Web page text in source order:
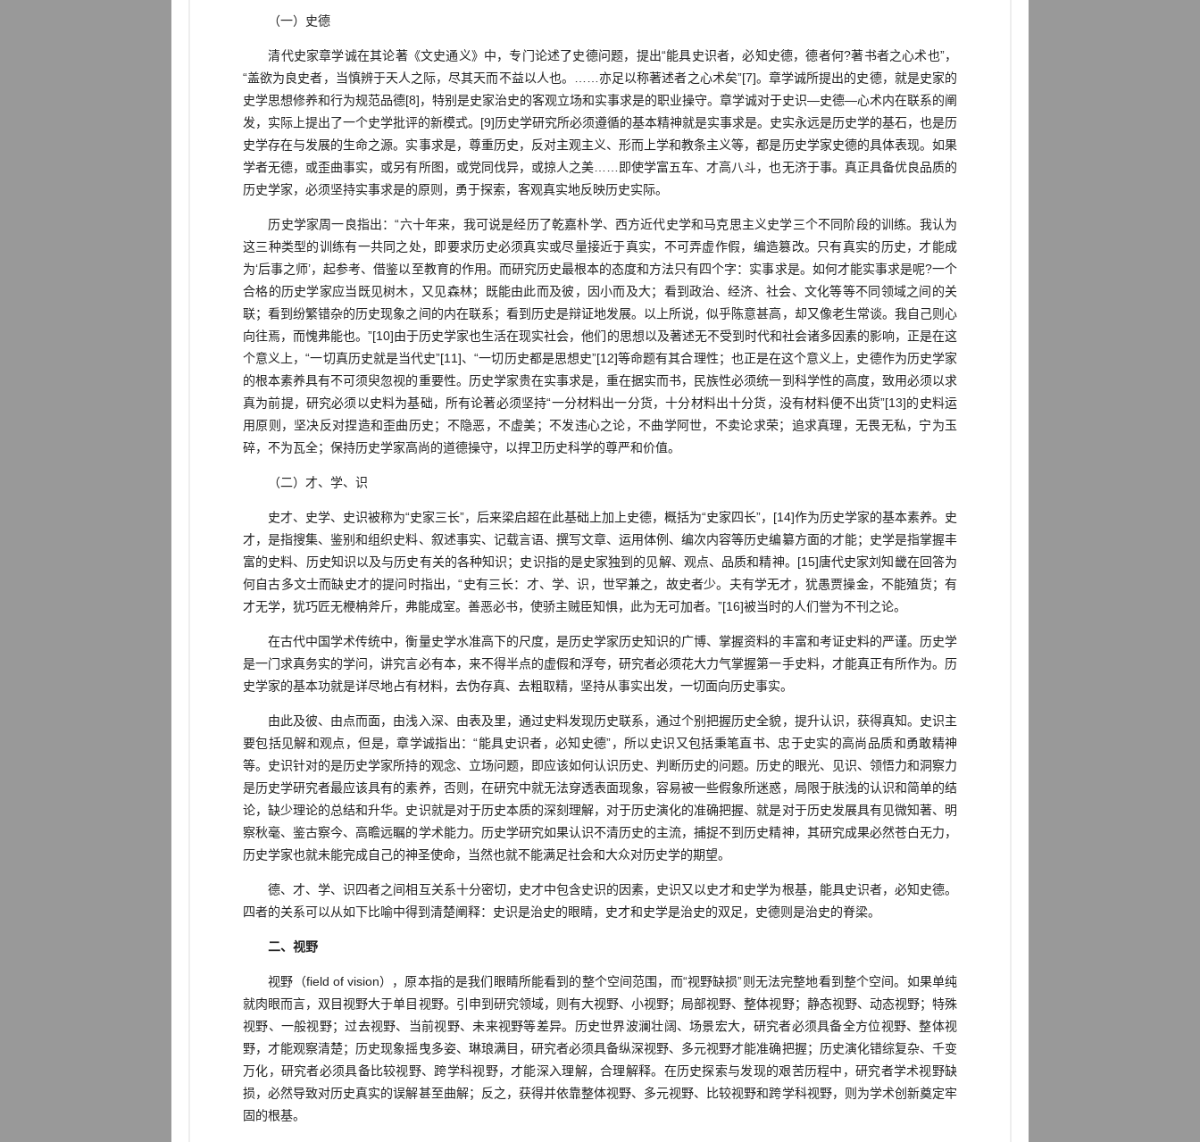
（一）史德
清代史家章学诚在其论著《文史通义》中，专门论述了史德问题，提出“能具史识者，必知史德，德者何?著书者之心术也”，
“盖欲为良史者，当慎辨于天人之际，尽其天而不益以人也。……亦足以称著述者之心术矣”[7]。章学诚所提出的史德，就是史家的
史学思想修养和行为规范品德[8]，特别是史家治史的客观立场和实事求是的职业操守。章学诚对于史识—史德—心术内在联系的阐
发，实际上提出了一个史学批评的新模式。[9]历史学研究所必须遵循的基本精神就是实事求是。史实永远是历史学的基石，也是历
史学存在与发展的生命之源。实事求是，尊重历史，反对主观主义、形而上学和教条主义等，都是历史学家史德的具体表现。如果
学者无德，或歪曲事实，或另有所图，或党同伐异，或掠人之美……即使学富五车、才高八斗，也无济于事。真正具备优良品质的
历史学家，必须坚持实事求是的原则，勇于探索，客观真实地反映历史实际。
历史学家周一良指出：“六十年来，我可说是经历了乾嘉朴学、西方近代史学和马克思主义史学三个不同阶段的训练。我认为
这三种类型的训练有一共同之处，即要求历史必须真实或尽量接近于真实，不可弄虚作假，编造篡改。只有真实的历史，才能成
为‘后事之师’，起参考、借鉴以至教育的作用。而研究历史最根本的态度和方法只有四个字：实事求是。如何才能实事求是呢?一个
合格的历史学家应当既见树木，又见森林；既能由此而及彼，因小而及大；看到政治、经济、社会、文化等等不同领域之间的关
联；看到纷繁错杂的历史现象之间的内在联系；看到历史是辩证地发展。以上所说，似乎陈意甚高，却又像老生常谈。我自己则心
向往焉，而愧弗能也。”[10]由于历史学家也生活在现实社会，他们的思想以及著述无不受到时代和社会诸多因素的影响，正是在这
个意义上，“一切真历史就是当代史”[11]、“一切历史都是思想史”[12]等命题有其合理性；也正是在这个意义上，史德作为历史学家
的根本素养具有不可须臾忽视的重要性。历史学家贵在实事求是，重在据实而书，民族性必须统一到科学性的高度，致用必须以求
真为前提，研究必须以史料为基础，所有论著必须坚持“一分材料出一分货，十分材料出十分货，没有材料便不出货”[13]的史料运
用原则，坚决反对捏造和歪曲历史；不隐恶，不虚美；不发违心之论，不曲学阿世，不卖论求荣；追求真理，无畏无私，宁为玉
碎，不为瓦全；保持历史学家高尚的道德操守，以捍卫历史科学的尊严和价值。
（二）才、学、识
史才、史学、史识被称为“史家三长”，后来梁启超在此基础上加上史德，概括为“史家四长”，[14]作为历史学家的基本素养。史
才，是指搜集、鉴别和组织史料、叙述事实、记载言语、撰写文章、运用体例、编次内容等历史编纂方面的才能；史学是指掌握丰
富的史料、历史知识以及与历史有关的各种知识；史识指的是史家独到的见解、观点、品质和精神。[15]唐代史家刘知畿在回答为
何自古多文士而缺史才的提问时指出，“史有三长：才、学、识，世罕兼之，故史者少。夫有学无才，犹愚贾操金，不能殖货；有
才无学，犹巧匠无楩柟斧斤，弗能成室。善恶必书，使骄主贼臣知惧，此为无可加者。”[16]被当时的人们誉为不刊之论。
在古代中国学术传统中，衡量史学水准高下的尺度，是历史学家历史知识的广博、掌握资料的丰富和考证史料的严谨。历史学
是一门求真务实的学问，讲究言必有本，来不得半点的虚假和浮夸，研究者必须花大力气掌握第一手史料，才能真正有所作为。历
史学家的基本功就是详尽地占有材料，去伪存真、去粗取精，坚持从事实出发，一切面向历史事实。
由此及彼、由点而面，由浅入深、由表及里，通过史料发现历史联系，通过个别把握历史全貌，提升认识，获得真知。史识主
要包括见解和观点，但是，章学诚指出：“能具史识者，必知史德”，所以史识又包括秉笔直书、忠于史实的高尚品质和勇敢精神
等。史识针对的是历史学家所持的观念、立场问题，即应该如何认识历史、判断历史的问题。历史的眼光、见识、领悟力和洞察力
是历史学研究者最应该具有的素养，否则，在研究中就无法穿透表面现象，容易被一些假象所迷惑，局限于肤浅的认识和简单的结
论，缺少理论的总结和升华。史识就是对于历史本质的深刻理解，对于历史演化的准确把握、就是对于历史发展具有见微知著、明
察秋毫、鉴古察今、高瞻远瞩的学术能力。历史学研究如果认识不清历史的主流，捕捉不到历史精神，其研究成果必然苍白无力，
历史学家也就未能完成自己的神圣使命，当然也就不能满足社会和大众对历史学的期望。
德、才、学、识四者之间相互关系十分密切，史才中包含史识的因素，史识又以史才和史学为根基，能具史识者，必知史德。
四者的关系可以从如下比喻中得到清楚阐释：史识是治史的眼睛，史才和史学是治史的双足，史德则是治史的脊梁。
二、视野
视野（field of vision），原本指的是我们眼睛所能看到的整个空间范围，而“视野缺损”则无法完整地看到整个空间。如果单纯
就肉眼而言，双目视野大于单目视野。引申到研究领域，则有大视野、小视野；局部视野、整体视野；静态视野、动态视野；特殊
视野、一般视野；过去视野、当前视野、未来视野等差异。历史世界波澜壮阔、场景宏大，研究者必须具备全方位视野、整体视
野，才能观察清楚；历史现象摇曳多姿、琳琅满目，研究者必须具备纵深视野、多元视野才能准确把握；历史演化错综复杂、千变
万化，研究者必须具备比较视野、跨学科视野，才能深入理解，合理解释。在历史探索与发现的艰苦历程中，研究者学术视野缺
损，必然导致对历史真实的误解甚至曲解；反之，获得并依靠整体视野、多元视野、比较视野和跨学科视野，则为学术创新奠定牢
固的根基。